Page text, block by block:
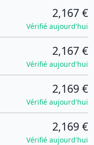
2,167 €
Vérifié aujourd'hui
2,167 €
Vérifié aujourd'hui
2,169 €
Vérifié aujourd'hui
2,169 €
Vérifié aujourd'hui